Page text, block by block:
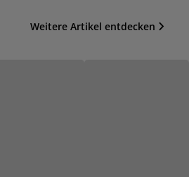
Weitere Artikel entdecken